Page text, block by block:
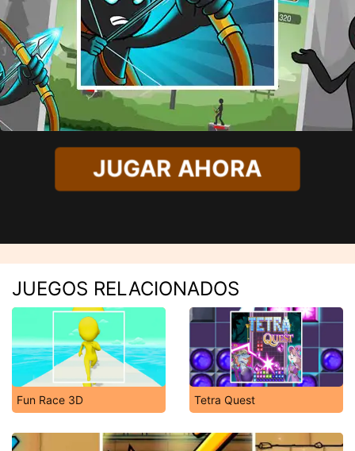
JUGAR AHORA
JUEGOS RELACIONADOS
Fun Race 3D Tetra Quest